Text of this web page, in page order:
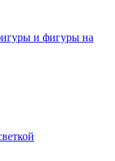
и фигуры на